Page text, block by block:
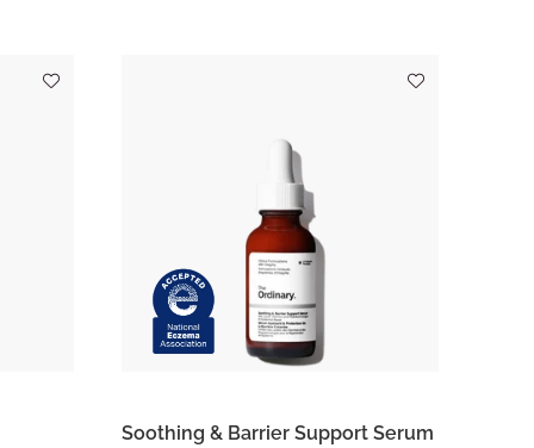
Soothing & Barrier Support Serum